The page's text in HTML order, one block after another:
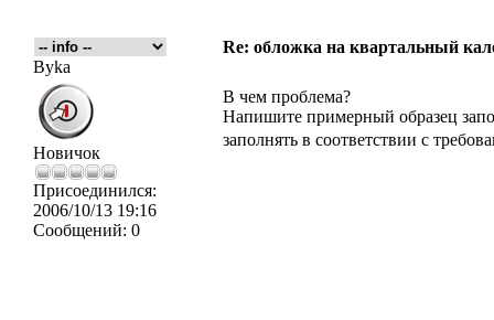
Re: обложка на квартальный
Byka
Новичок
Присоединился:
2006/10/13 19:16
Сообщений: 0
В чем проблема?
Напишите примерный образец
заполнять в соответствии с